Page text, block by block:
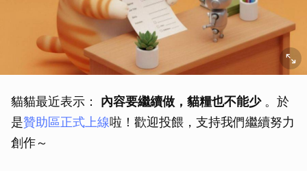
貓貓最近表示： 內容要繼續做，貓糧也不能少。於
是贊助區正式上線啦！歡迎投餵，支持我們繼續努力
創作～